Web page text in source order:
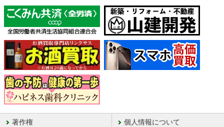
著作権 個人情報について